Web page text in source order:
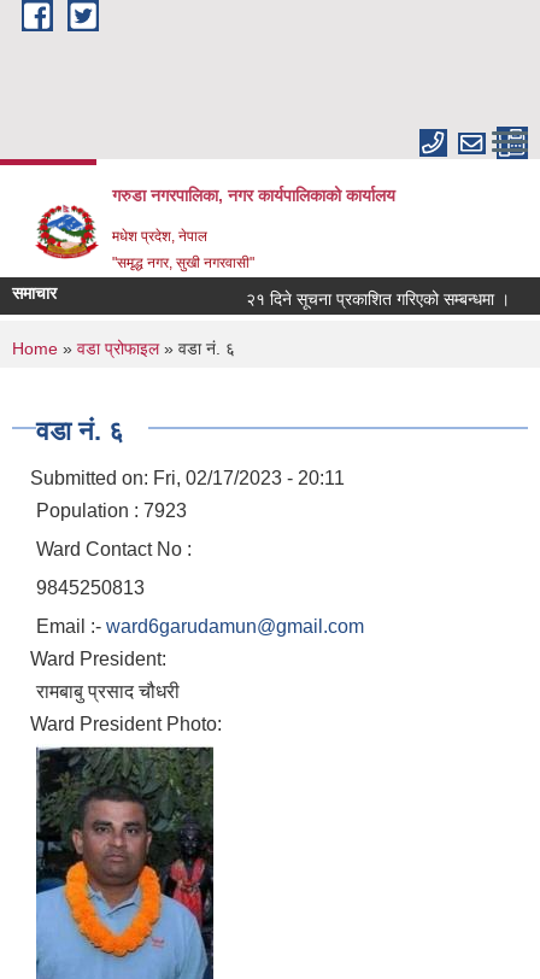
Skip to main content
गरुडा नगरपालिका, नगर कार्यपालिकाको कार्यालय
मधेश प्रदेश, नेपाल
"समृद्ध नगर, सुखी नगरवासी"
समाचार २१ दिने सूचना प्रकाशित गरिएको सम्बन्धमा ।
You are here
Home » वडा प्रोफाइल» वडा नं. ६
वडा नं. ६
Submitted on: Fri, 02/17/2023 - 20:11
Population : 7923
Ward Contact No :
9845250813
Email :- ward6garudamun@gmail.com
Ward President:
रामबाबु प्रसाद चौधरी
Ward President Photo: